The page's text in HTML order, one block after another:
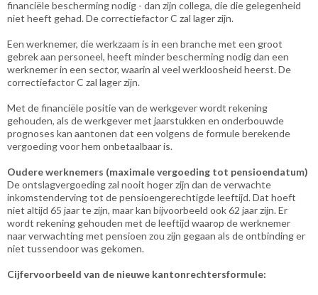
financiële bescherming nodig - dan zijn collega, die die gelegenheid
niet heeft gehad. De correctiefactor C zal lager zijn.
Een werknemer, die werkzaam is in een branche met een groot
gebrek aan personeel, heeft minder bescherming nodig dan een
werknemer in een sector, waarin al veel werkloosheid heerst. De
correctiefactor C zal lager zijn.
Met de financiële positie van de werkgever wordt rekening
gehouden, als de werkgever met jaarstukken en onderbouwde
prognoses kan aantonen dat een volgens de formule berekende
vergoeding voor hem onbetaalbaar is.
Oudere werknemers (maximale vergoeding tot pensioendatum)
De ontslagvergoeding zal nooit hoger zijn dan de verwachte
inkomstenderving tot de pensioengerechtigde leeftijd. Dat hoeft
niet altijd 65 jaar te zijn, maar kan bijvoorbeeld ook 62 jaar zijn. Er
wordt rekening gehouden met de leeftijd waarop de werknemer
naar verwachting met pensioen zou zijn gegaan als de ontbinding er
niet tussendoor was gekomen.
Cijfervoorbeeld van de nieuwe kantonrechtersformule: